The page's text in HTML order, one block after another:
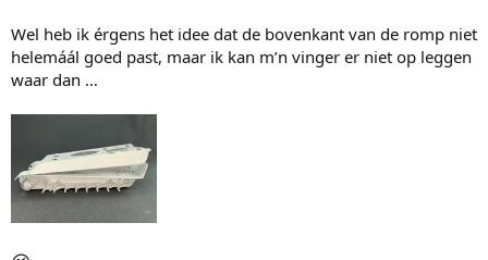
Wel heb ik érgens het idee dat de bovenkant van de romp niet
helemáál goed past, maar ik kan m’n vinger er niet op leggen
waar dan …